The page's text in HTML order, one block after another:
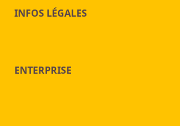
INFOS LÉGALES
ENTERPRISE